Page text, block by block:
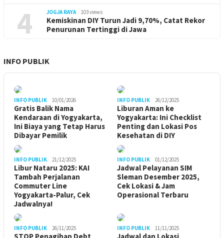
4 JOGJA RAYA 103 views
Kemiskinan DIY Turun Jadi 9,70%, Catat Rekor
Penurunan Tertinggi di Jawa
INFO PUBLIK
INFO PUBLIK 10/01/2026
Gratis Balik Nama
Kendaraan di Yogyakarta,
Ini Biaya yang Tetap Harus
Dibayar Pemilik
INFO PUBLIK 26/12/2025
Liburan Aman ke
Yogyakarta: Ini Checklist
Penting dan Lokasi Pos
Kesehatan di DIY
INFO PUBLIK 21/12/2025
Libur Nataru 2025: KAI
Tambah Perjalanan
Commuter Line
Yogyakarta-Palur, Cek
Jadwalnya!
INFO PUBLIK 01/12/2025
Jadwal Pelayanan SIM
Sleman Desember 2025,
Cek Lokasi & Jam
Operasional Terbaru
INFO PUBLIK 26/11/2025
STOP Penagihan Debt
INFO PUBLIK 11/11/2025
Jadwal dan Lokasi